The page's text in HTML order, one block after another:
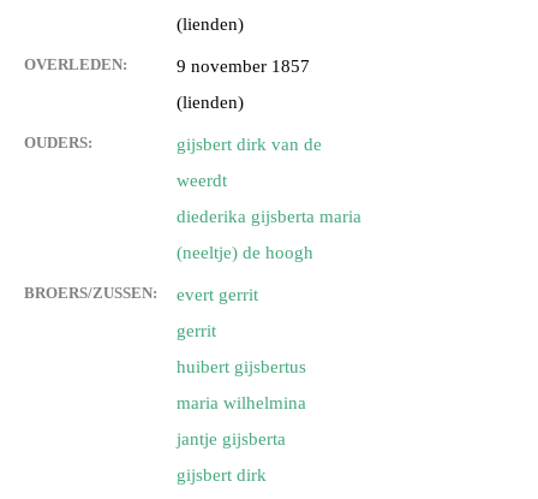
(lienden)
OVERLEDEN:
9 november 1857
(lienden)
OUDERS:
gijsbert dirk van de
weerdt
diederika gijsberta maria
(neeltje) de hoogh
BROERS/ZUSSEN:
evert gerrit
gerrit
huibert gijsbertus
maria wilhelmina
jantje gijsberta
gijsbert dirk